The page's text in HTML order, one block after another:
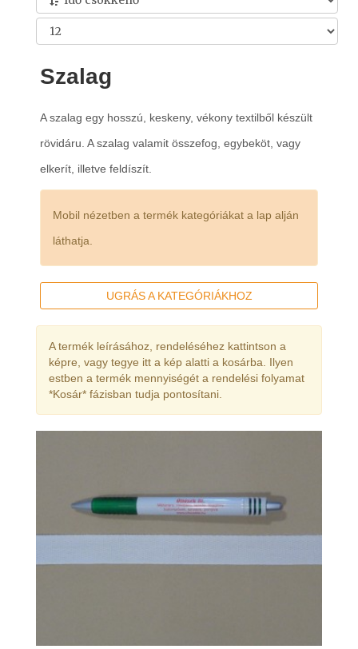
Szalag
A szalag egy hosszú, keskeny, vékony textilből készült
rövidáru. A szalag valamit összefog, egybeköt, vagy
elkerít, illetve feldíszít.
Mobil nézetben a termék kategóriákat a lap alján
láthatja.
UGRÁS A KATEGÓRIÁKHOZ
A termék leírásához, rendeléséhez kattintson a
képre, vagy tegye itt a kép alatti a kosárba. Ilyen
estben a termék mennyiségét a rendelési folyamat
*Kosár* fázisban tudja pontosítani.